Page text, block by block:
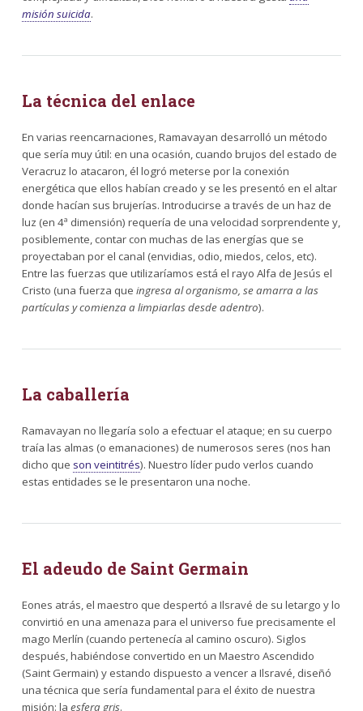
misión suicida.
La técnica del enlace
En varias reencarnaciones, Ramavayan desarrolló un método
que sería muy útil: en una ocasión, cuando brujos del estado de
Veracruz lo atacaron, él logró meterse por la conexión
energética que ellos habían creado y se les presentó en el altar
donde hacían sus brujerías. Introducirse a través de un haz de
luz (en 4ª dimensión) requería de una velocidad sorprendente y,
posiblemente, contar con muchas de las energías que se
proyectaban por el canal (envidias, odio, miedos, celos, etc).
Entre las fuerzas que utilizaríamos está el rayo Alfa de Jesús el
Cristo (una fuerza que ingresa al organismo, se amarra a las
partículas y comienza a limpiarlas desde adentro).
La caballería
Ramavayan no llegaría solo a efectuar el ataque; en su cuerpo
traía las almas (o emanaciones) de numerosos seres (nos han
dicho que son veintitrés). Nuestro líder pudo verlos cuando
estas entidades se le presentaron una noche.
El adeudo de Saint Germain
Eones atrás, el maestro que despertó a Ilsravé de su letargo y lo
convirtió en una amenaza para el universo fue precisamente el
mago Merlín (cuando pertenecía al camino oscuro). Siglos
después, habiéndose convertido en un Maestro Ascendido
(Saint Germain) y estando dispuesto a vencer a Ilsravé, diseñó
una técnica que sería fundamental para el éxito de nuestra
misión: la esfera gris.